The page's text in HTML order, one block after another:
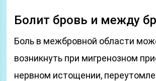
Болит бровь и между
Боль в межбровной области
возникнуть при мигренозном
нервном истощении,